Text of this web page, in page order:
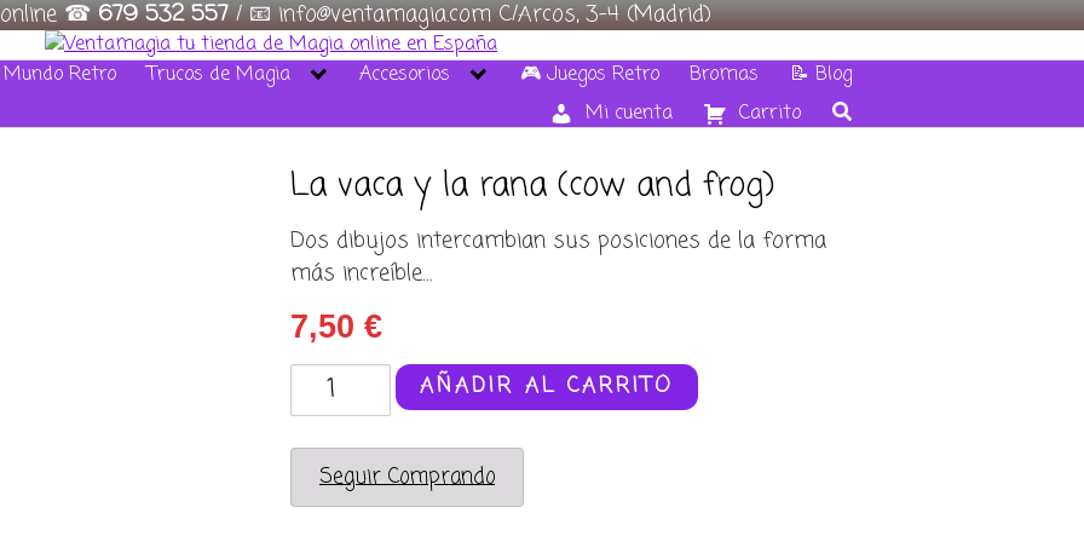
online ☎679 532 557/ 📧 info@ventamagia.com C/Arcos, 3-4 (Madrid)
Retro Trucos de Magia Accesorios 🎮 Juegos Retro Bromas
📝 Blog
Mi cuenta
Carrito
La vaca y la rana (cow and frog)
Dos dibujos intercambian sus posiciones de la forma
más increíble…
7,50 €
rana
AÑADIR AL CARRITO
Seguir Comprando